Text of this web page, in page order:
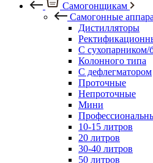
Самогонщикам
Самогонные
Дистилляторы
С сухопарником/
Колонного типа
С дефлегматором
Проточные
Непроточные
Мини
10-15 литров
20 литров
30-40 литров
50 литров